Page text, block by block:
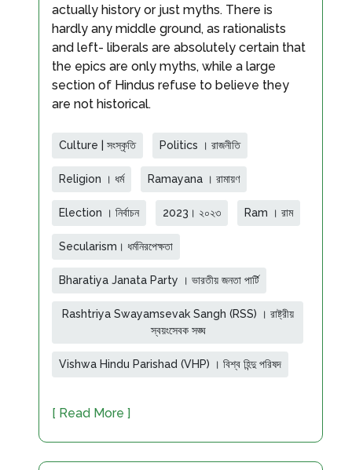
actually history or just myths. There is
hardly any middle ground, as rationalists
and left- liberals are absolutely certain that
the epics are only myths, while a large
section of Hindus refuse to believe they
are not historical.
Culture | সংস্কৃতি Politics । রাজনীতি
Religion । ধর্ম Ramayana । রামায়ণ
Election । নির্বাচন 2023। ২০২৩ Ram । রাম
Secularism। ধর্মনিরপেক্ষতা
Bharatiya Janata Party । ভারতীয় জনতা পার্টি
Rashtriya Swayamsevak Sangh (RSS) । রাষ্ট্রীয়
স্বয়ংসেবক সঙ্ঘ
Vishwa Hindu Parishad (VHP) । বিশ্ব হিন্দু পরিষদ
[ Read More ]